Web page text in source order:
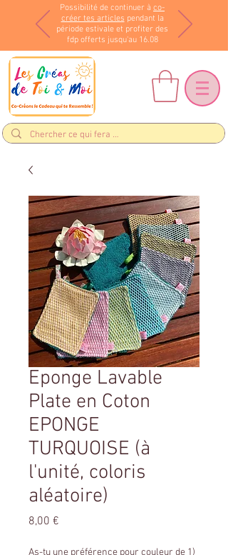
Possibilité de continuer à co-
créer tes articles pendant la
période estivale et profiter des
fdp offerts jusqu'au 16.08
Eponge Lavable
Plate en Coton
EPONGE
TURQUOISE (à
l'unité, coloris
aléatoire)
8,00 €